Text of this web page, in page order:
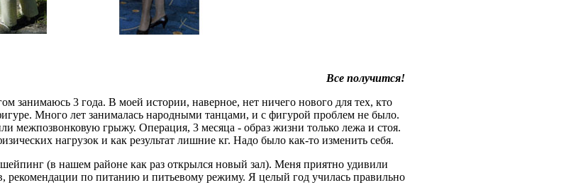
Все получится!
занимаюсь 3 года. В моей истории, наверное, нет ничего нового для тех, кто
Много лет занималась народными танцами, и с фигурой проблем не было.
межпозвонковую грыжу. Операция, 3 месяца - образ жизни только лежа и стоя.
нагрузок и как результат лишние кг. Надо было как-то изменить себя.
(в нашем районе как раз открылся новый зал). Меня приятно удивили
рекомендации по питанию и питьевому режиму. Я целый год училась правильно